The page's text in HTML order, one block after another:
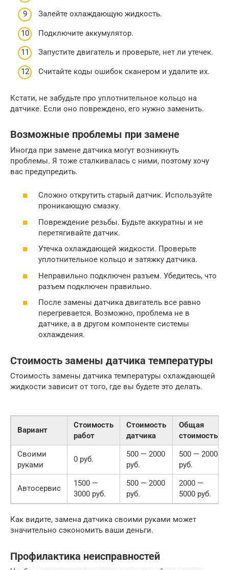
Залейте охлаждающую жидкость.
Подключите аккумулятор.
Запустите двигатель и проверьте, нет ли утечек.
Считайте коды ошибок сканером и удалите их.
Кстати, не забудьте про уплотнительное кольцо на
датчике. Если оно повреждено, его нужно заменить.
Возможные проблемы при замене
Иногда при замене датчика могут возникнуть
проблемы. Я тоже сталкивалась с ними, поэтому хочу
вас предупредить.
Сложно открутить старый датчик. Используйте
проникающую смазку.
Повреждение резьбы. Будьте аккуратны и не
перетягивайте датчик.
Утечка охлаждающей жидкости. Проверьте
уплотнительное кольцо и затяжку датчика.
Неправильно подключен разъем. Убедитесь, что
разъем подключен правильно.
После замены датчика двигатель все равно
перегревается. Возможно, проблема не в
датчике, а в другом компоненте системы
охлаждения.
Стоимость замены датчика температуры
Стоимость замены датчика температуры охлаждающей
жидкости зависит от того, где вы будете это делать.
Вариант
Стоимость
работ
Стоимость
датчика
Общая
стоимость
Своими
руками
0 руб.
500 — 2000
руб.
500 — 2000
руб.
Автосервис
1500 —
3000 руб.
500 — 2000
руб.
2000 —
5000 руб.
Как видите, замена датчика своими руками может
значительно сэкономить ваши деньги.
Профилактика неисправностей